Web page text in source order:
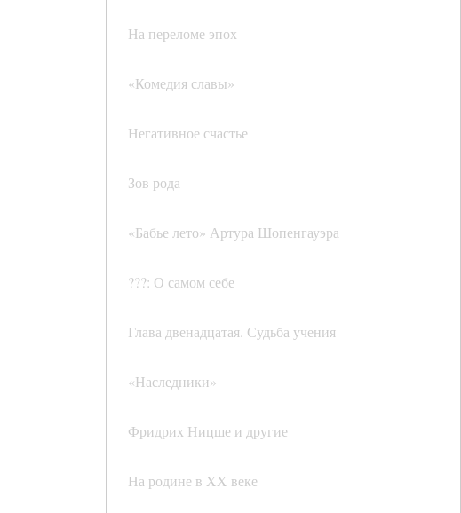
На переломе эпох
«Комедия славы»
Негативное счастье
Зов рода
«Бабье лето» Артура Шопенгауэра
???: О самом себе
Глава двенадцатая. Судьба учения
«Наследники»
Фридрих Ницше и другие
На родине в XX веке